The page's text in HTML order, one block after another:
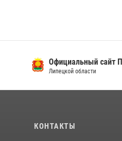
Официальный сайт
Липецкой области
КОНТАКТЫ